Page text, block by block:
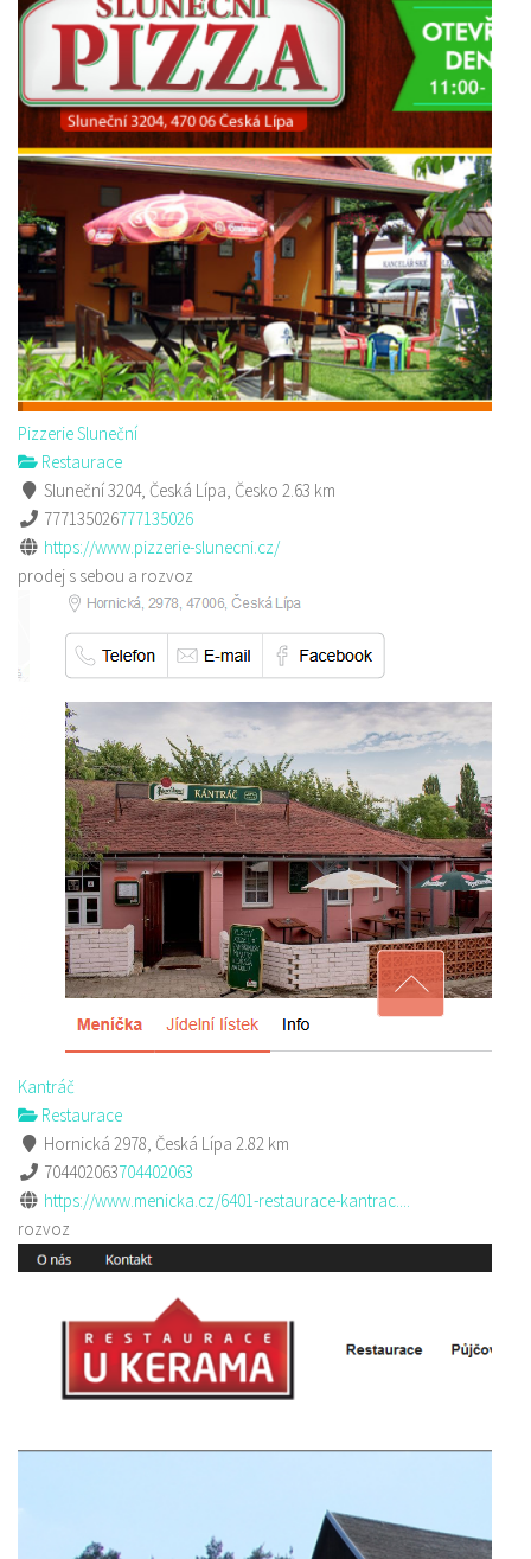
Pizzerie Sluneční
Restaurace
Sluneční 3204, Česká Lípa, Česko 2.63 km
777135026777135026
https://www.pizzerie-slunecni.cz/
prodej s sebou a rozvoz
Kantráč
Restaurace
Hornická 2978, Česká Lípa 2.82 km
704402063704402063
https://www.menicka.cz/6401-restaurace-kantrac....
rozvoz